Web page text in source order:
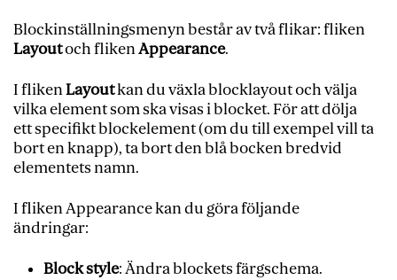
Blockinställningsmenyn består av två flikar: fliken
Layoutoch flikenAppearance.
I flikenLayoutkan du växla blocklayout och välja
vilka element som ska visas i blocket. För att dölja
ett specifikt blockelement (om du till exempel vill ta
bort en knapp), ta bort den blå bocken bredvid
elementets namn.
I fliken Appearance kan du göra följande
ändringar:
Block style: Ändra blockets färgschema.